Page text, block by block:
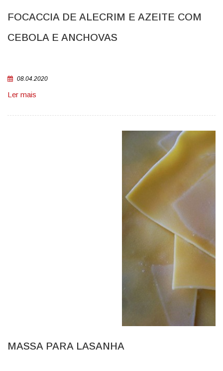
FOCACCIA DE ALECRIM E AZEITE COM
CEBOLA E ANCHOVAS
08.04.2020
Ler mais
MASSA PARA LASANHA